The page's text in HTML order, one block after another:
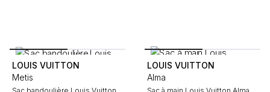
LOUIS VUITTON
Metis
LOUIS VUITTON
Alma